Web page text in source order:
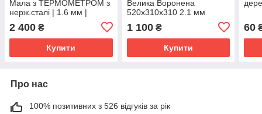
Мала з ТЕРМОМЕТРОМ з
нерж.сталі | 1.6 мм |
2 400 ₴
Купити
Велика Воронена
520х310х310 2.1 мм
Україна
1 100₴
Купити
60
Про нас
100% позитивних з 526 відгуків за рік